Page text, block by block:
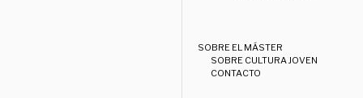
SOBRE EL MÁSTER
SOBRE CULTURA JOVEN
CONTACTO